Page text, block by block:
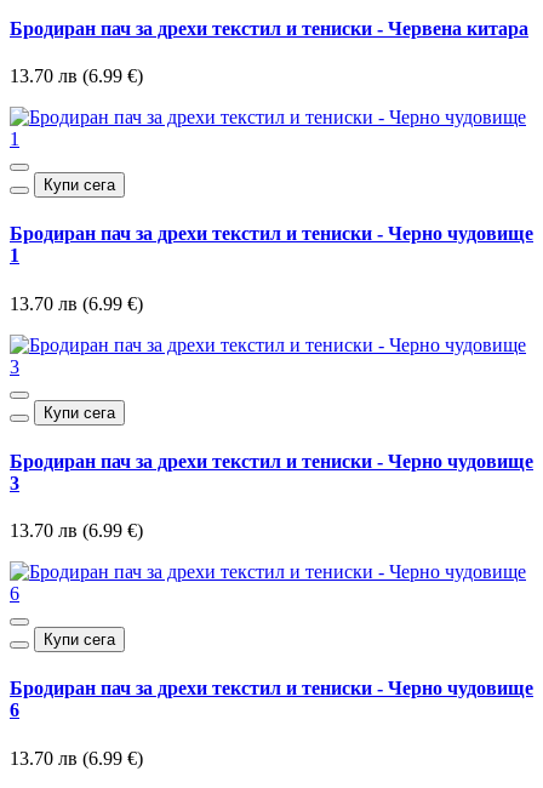
Бродиран пач за дрехи текстил и тениски - Червена китара
13.70 лв (6.99 €)
Купи сега
Бродиран пач за дрехи текстил и тениски - Черно чудовище
1
13.70 лв (6.99 €)
Купи сега
Бродиран пач за дрехи текстил и тениски - Черно чудовище
3
13.70 лв (6.99 €)
Купи сега
Бродиран пач за дрехи текстил и тениски - Черно чудовище
6
13.70 лв (6.99 €)